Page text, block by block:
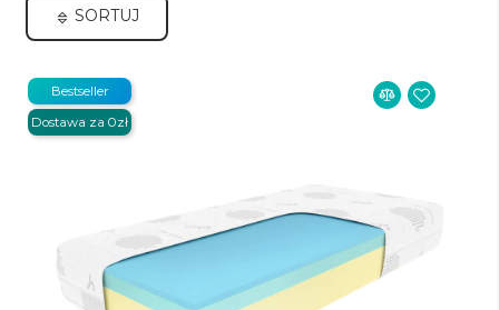
SORTUJ
Bestseller
Dostawa za 0zł